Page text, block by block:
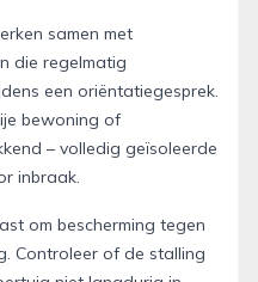
samen met
die regelmatig
een oriëntatiegesprek.
bewoning of
– volledig geïsoleerde
inbraak.
om bescherming tegen
Controleer of de stalling